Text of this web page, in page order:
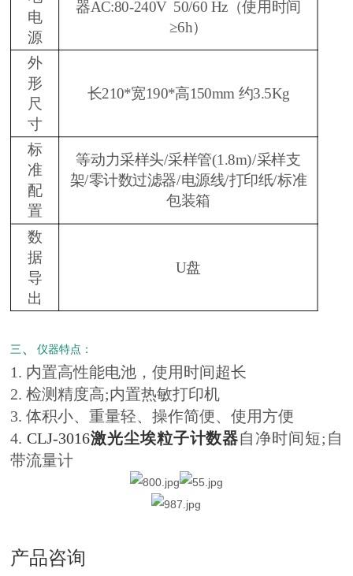
电
源
器AC:80-240V 50/60 Hz（使用时间
≥6h）
外
形
尺
寸
长210*宽190*高150mm 约3.5Kg
标
准
配
置
等动力采样头/采样管(1.8m)/采样支
架/零计数过滤器/电源线/打印纸/标准
包装箱
数
据
导
出
U盘
三 、仪器特点：
1. 内置高性能电池，使用时间超长
2. 检测精度高;内置热敏打印机
3. 体积小、重量轻、操作简便、使用方便
4.CLJ-3016激光尘埃粒子计数器自净时间短;自
带流量计
产品咨询